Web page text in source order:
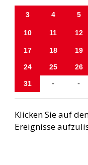
3 4 5
10 11 12
17 18 19
24 25 26
31 - -
Klicken Sie auf
Ereignisse